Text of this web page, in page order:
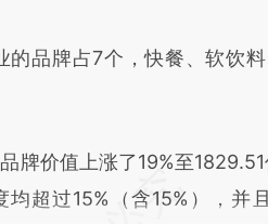
牌占7个，快餐、软饮料
价值上涨了19%至1829.51
超过15%（含15%），并